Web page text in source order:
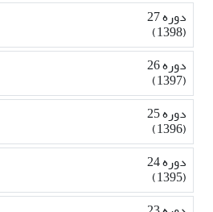
دوره 27
(1398)
دوره 26
(1397)
دوره 25
(1396)
دوره 24
(1395)